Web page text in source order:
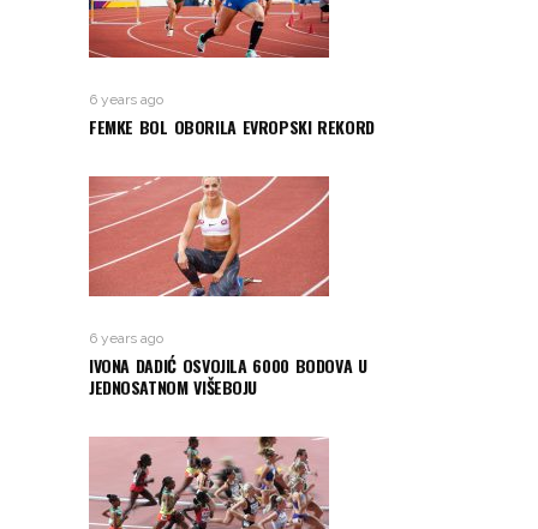
6 years ago
FEMKE BOL OBORILA EVROPSKI REKORD
6 years ago
IVONA DADIĆ OSVOJILA 6000 BODOVA U
JEDNOSATNOM VIŠEBOJU